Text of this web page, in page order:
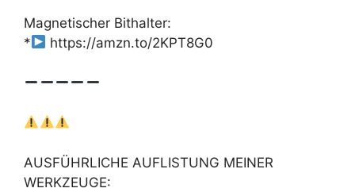
Magnetischer Bithalter:
*
https://amzn.to/2KPT8G0
AUSFÜHRLICHE AUFLISTUNG MEINER
WERKZEUGE: